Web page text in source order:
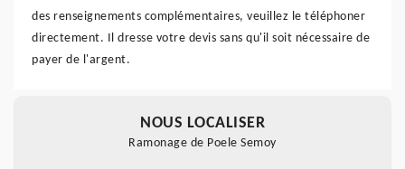
des renseignements complémentaires, veuillez le téléphoner
directement. Il dresse votre devis sans qu'il soit nécessaire de
payer de l'argent.
NOUS LOCALISER
Ramonage de Poele Semoy